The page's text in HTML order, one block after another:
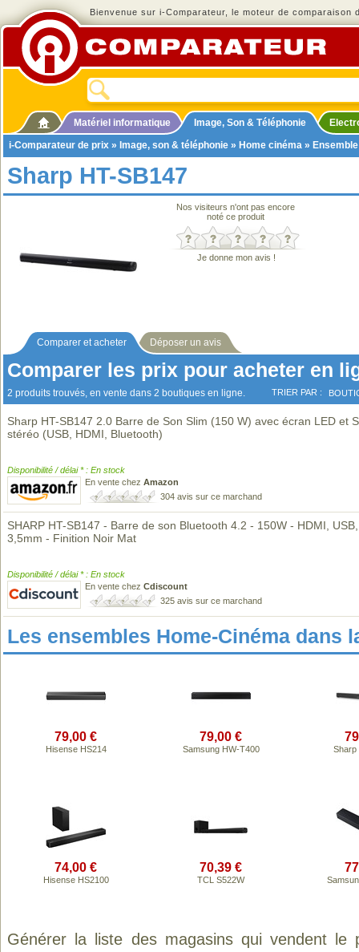
Bienvenue sur i-Comparateur, le moteur de comparaison
Matériel informatique Image, Son & Téléphonie
i-Comparateur de prix » Image, son & téléphonie » Home cinéma »
Sharp HT-SB147
Nos visiteurs n'ont pas encore
noté ce produit
Je donne mon avis !
Comparer et acheter Déposer un avis
Comparer les prix pour acheter en
2 produits trouvés, en vente dans 2 boutiques en ligne. TRIER PAR :
Sharp HT-SB147 2.0 Barre de Son Slim (150 W) avec écran LED et
stéréo (USB, HDMI, Bluetooth)
Disponibilité / délai * : En stock
En vente chez Amazon
304 avis sur ce marchand
SHARP HT-SB147 - Barre de son Bluetooth 4.2 - 150W - HDMI,
3,5mm - Finition Noir Mat
Disponibilité / délai * : En stock
En vente chez Cdiscount
325 avis sur ce marchand
Les ensembles Home-Cinéma dans
79,00 €
Hisense HS214
79,00 €
Samsung HW-T400 Sharp
74,00 €
Hisense HS2100
70,39 €
TCL S522W
Générer la liste des magasins qui vendent le